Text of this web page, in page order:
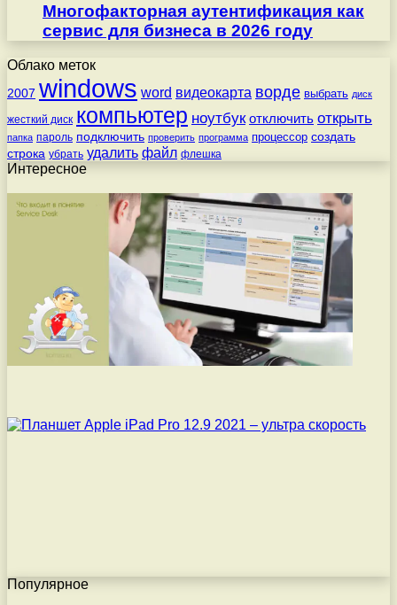
Многофакторная аутентификация как
сервис для бизнеса в 2026 году
Облако меток
2007 windows word видеокарта ворде выбрать диск
жесткий диск компьютер ноутбук отключить открыть
папка пароль подключить проверить программа процессор создать
строка убрать удалить файл флешка
Интересное
Популярное